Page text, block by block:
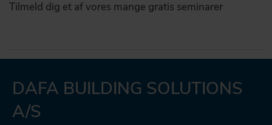
Tilmeld dig et af vores mange gratis seminarer
DAFA BUILDING SOLUTIONS
A/S